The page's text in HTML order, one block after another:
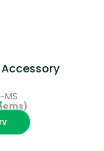
Accessory
MS